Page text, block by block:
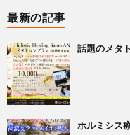
最新の記事
話題のメタ
ホルミシス